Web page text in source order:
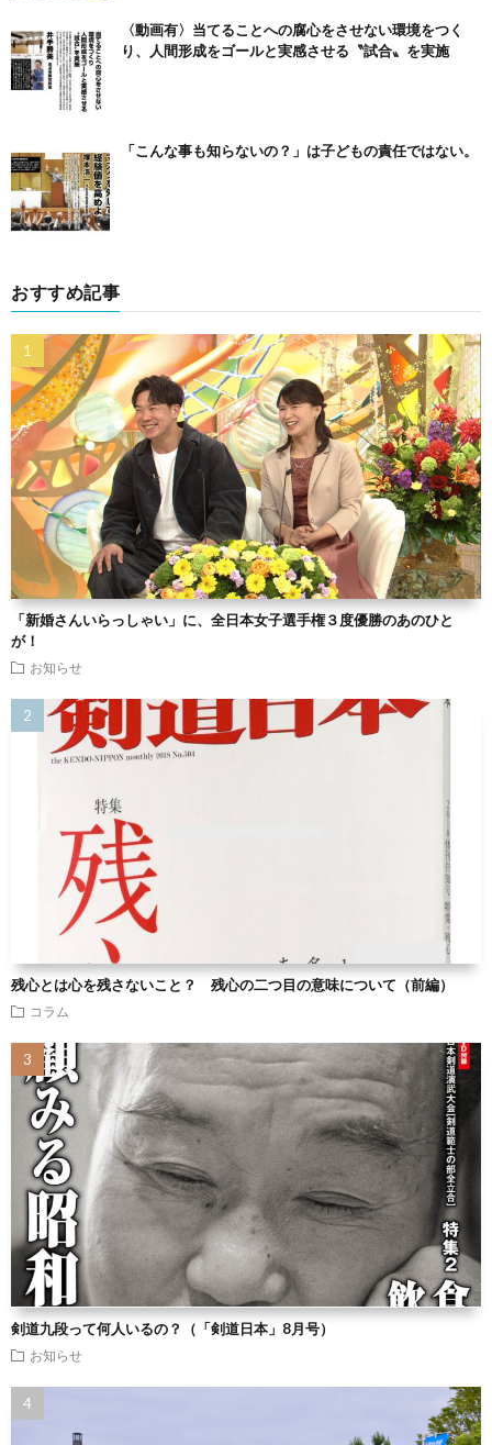
〈動画有〉当てることへの腐心をさせない環境をつく
り、人間形成をゴールと実感させる〝試合〟を実施
「こんな事も知らないの？」は子どもの責任ではない。
おすすめ記事
「新婚さんいらっしゃい」に、全日本女子選手権３度優勝のあのひと
が！
お知らせ
残心とは心を残さないこと？ 残心の二つ目の意味について（前編）
コラム
剣道九段って何人いるの？（「剣道日本」8月号）
お知らせ